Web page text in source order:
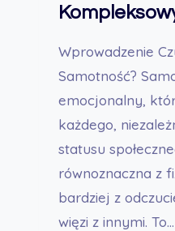
Wprowadzenie
Samotność?
emocjonalny,
każdego,
statusu
równoznaczna z
bardziej z
więzi z innymi. To…